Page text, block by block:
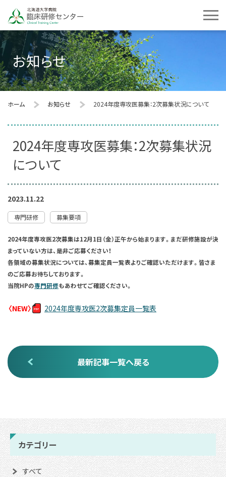
お知らせ
ホーム お知らせ 2024年度専攻医募集：2次募集状況について
2024年度専攻医募集：2次募集状況
について
2023.11.22
専門研修 募集要項
2024年度専攻医2次募集は12月1日（金）正午から始まります。まだ研修施設が決
まっていない方は、是非ご応募ください！
各領域の募集状況については、募集定員一覧表よりご確認いただけます。皆さま
のご応募お待ちしております。
当院HPの専門研修もあわせてご確認ください。
〈NEW〉 2024年度専攻医2次募集定員一覧表
最新記事一覧へ戻る
カテゴリー
すべて